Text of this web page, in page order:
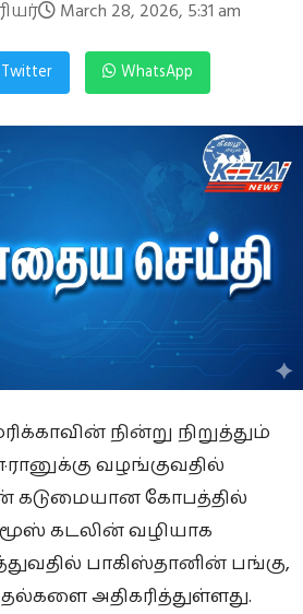
March 28, 2026, 5:31 am
Twitter WhatsApp
நின்று நிறுத்தும்
வழங்குவதில்
கடுமையான கோபத்தில்
கடலின் வழியாக
பாகிஸ்தானின் பங்கு,
அதிகரித்துள்ளது.